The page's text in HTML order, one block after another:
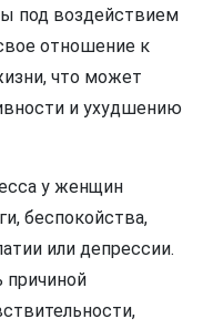
под воздействием
отношение к
что может
и ухудшению
у женщин
беспокойства,
или депрессии.
причиной